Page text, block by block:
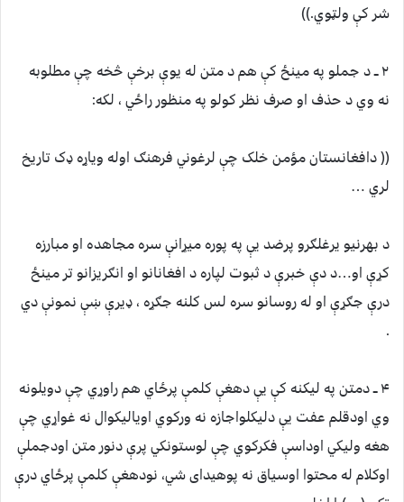
شر کې ولټوي.))
۲ ــ د جملو په مينځ کې هم د متن له يوې برخې څخه چې مطلوبه
نه وي د حذف او صرف نظر کولو په منظور راځي ، لکه:
(( دافغانستان مؤمن خلک چې لرغوني فرهنګ اوله وياړه ډک تاريخ
لري …
د بهرنيو يرغلګرو پرضد يې په پوره ميړانې سره مجاهده او مبارزه
کړې او…د دې خبرې د ثبوت لپاره د افغانانو او انګريزانو تر مينځ
درې جګړې او له روسانو سره لس کلنه جګړه ، ډيرې ښې نمونې دي
.
۴ ــ دمتن په ليکنه کې يې دهغې کلمې پرځاي هم راوړي چې دويلونه
وي اودقلم عفت يې دليکلواجازه نه ورکوي اوياليکوال نه غواړي چې
هغه وليکي اوداسې فکرکوي چې لوستونکي پرې دنور متن اودجملې
اوکلام له محتوا اوسياق نه پوهيدای شي، نودهغې کلمې پرځاي درې